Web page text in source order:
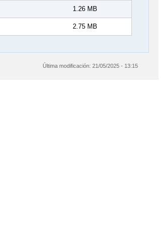
1.26 MB
2.75 MB
Última modificación:21/05/2025 - 13:15